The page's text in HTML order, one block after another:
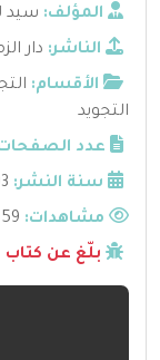
المؤلف: سيد
الناشر: دار
الأقسام:
التجويد
عدد
سنة النشر:
مشاهدات:
بلّغ عن كتاب